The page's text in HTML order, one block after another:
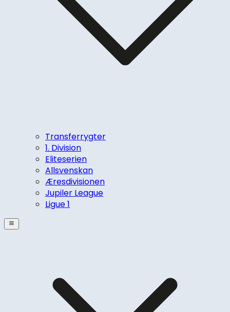
Transferrygter
1. Division
Eliteserien
Allsvenskan
Æresdivisionen
Jupiler League
Ligue 1